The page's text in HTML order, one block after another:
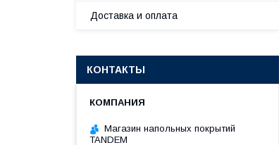
Доставка и оплата
КОНТАКТЫ
Магазин напольных покрытий
TANDEM